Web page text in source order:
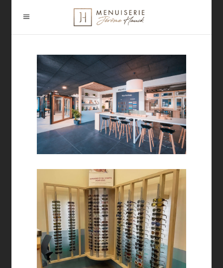
SHOWROOM –
ENTREPRISE BIEBER BOIS
Tertiaire / magasin
MEUBLE LUNETTES
Mobilier Tertiaire / magasin